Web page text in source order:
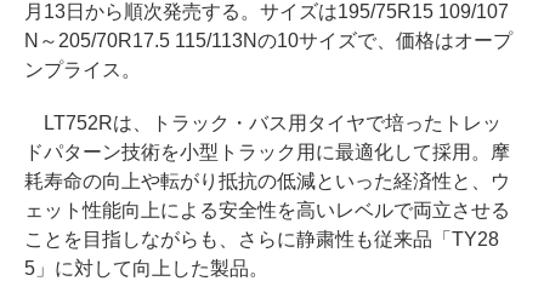
月13日から順次発売する。サイズは195/75R15 109/107
N～205/70R17.5 115/113Nの10サイズで、価格はオープ
ンプライス。
LT752Rは、トラック・バス用タイヤで培ったトレッ
ドパターン技術を小型トラック用に最適化して採用。摩
耗寿命の向上や転がり抵抗の低減といった経済性と、ウ
ェット性能向上による安全性を高いレベルで両立させる
ことを目指しながらも、さらに静粛性も従来品「TY28
5」に対して向上した製品。